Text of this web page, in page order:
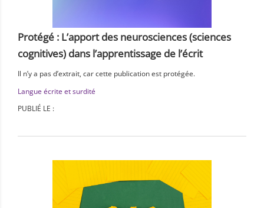
Protégé : L’apport des neurosciences (sciences
cognitives) dans l’apprentissage de l’écrit
Il n’y a pas d’extrait, car cette publication est protégée.
Langue écrite et surdité
PUBLIÉ LE :